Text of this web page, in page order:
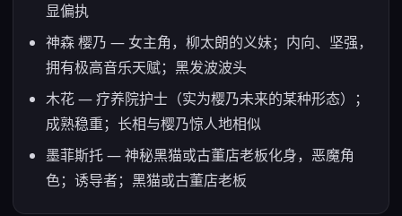
显偏执
神森 樱乃 — 女主角，柳太朗的义妹；内向、坚强，
拥有极高音乐天赋；黑发波波头
木花 — 疗养院护士（实为樱乃未来的某种形态）；
成熟稳重；长相与樱乃惊人地相似
墨菲斯托 — 神秘黑猫或古董店老板化身，恶魔角
色；诱导者；黑猫或古董店老板